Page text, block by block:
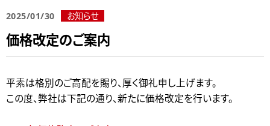
2025/01/30 お知らせ
価格改定のご案内
平素は格別のご高配を賜り、厚く御礼申し上げます。
この度、弊社は下記の通り、新たに価格改定を行います。